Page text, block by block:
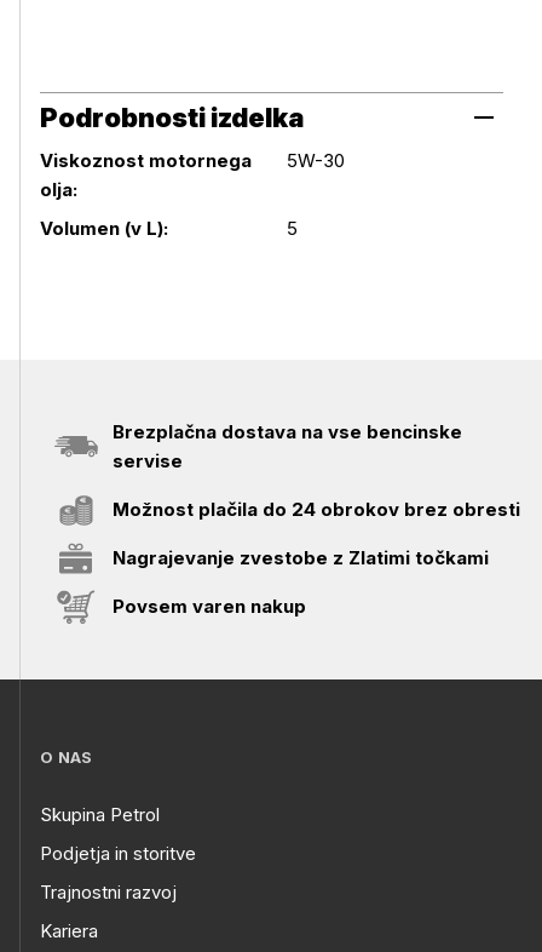
Podrobnosti izdelka
Podrobnosti izdelka
Viskoznost motornega
olja:
5W-30
Volumen (v L): 5
Brezplačna dostava na vse bencinske
servise
Možnost plačila do 24 obrokov brez obresti
Nagrajevanje zvestobe z Zlatimi točkami
Povsem varen nakup
O NAS
Skupina Petrol
Podjetja in storitve
Trajnostni razvoj
Kariera